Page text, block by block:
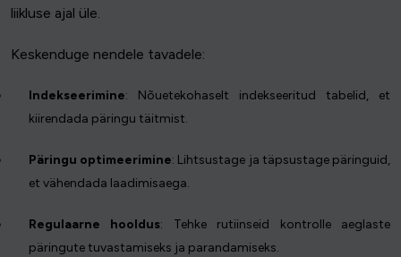
liikluse ajal üle.
Keskenduge nendele tavadele:
Indekseerimine: Nõuetekohaselt indekseeritud tabelid, et
kiirendada päringu täitmist.
Päringu optimeerimine: Lihtsustage ja täpsustage päringuid,
et vähendada laadimisaega.
Regulaarne hooldus: Tehke rutiinseid kontrolle aeglaste
päringute tuvastamiseks ja parandamiseks.